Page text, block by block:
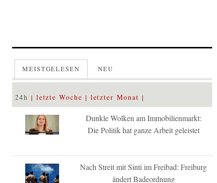
MEISTGELESEN NEU
24h letzte Woche letzter Monat
Dunkle Wolken am Immobilienmarkt:
Die Politik hat ganze Arbeit geleistet
Nach Streit mit Sinti im Freibad: Freiburg
ändert Badeordnung